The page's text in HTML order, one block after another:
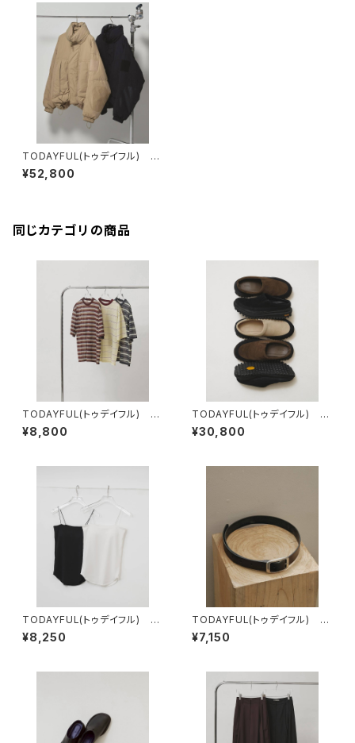
TODAYFUL(トゥデイフル) M
onster Down Jacket
¥52,800
同じカテゴリの商品
TODAYFUL(トゥデイフル) S
heer Border T-shirt
¥8,800
TODAYFUL(トゥデイフル) Vi
bramsole Leather Sabot
¥30,800
TODAYFUL(トゥデイフル) C
upin Flatseam Camisole
¥8,250
TODAYFUL(トゥデイフル) Vi
ntage Leather Belt
¥7,150